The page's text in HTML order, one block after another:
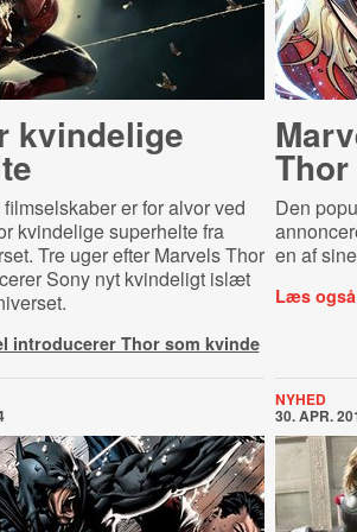
kvindelige
er for alvor ved
kvindelige superhelte fra
Tre uger efter Marvels Thor
Sony nyt kvindeligt islæt
introducerer Thor som kvinde
Den
en af
Læs
NYHED
30. APR.